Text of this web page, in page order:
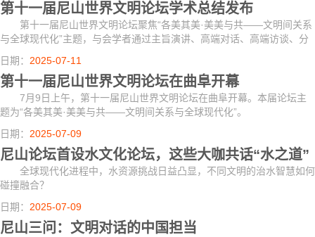
第十一届尼山世界文明论坛学术总结发布
第十一届尼山世界文明论坛聚焦“各美其美·美美与共——文明间关系
与全球现代化”主题，与会学者通过主旨演讲、高端对话、高端访谈、分
组对话会以及平行论坛等形式进行了深入研讨。7月10日下午举办的论坛
闭幕式对...
日期： 2025-07-11
第十一届尼山世界文明论坛在曲阜开幕
7月9日上午，第十一届尼山世界文明论坛在曲阜开幕。本届论坛主
题为“各美其美·美美与共——文明间关系与全球现代化”。
日期： 2025-07-09
尼山论坛首设水文化论坛，这些大咖共话“水之道”
全球现代化进程中，水资源挑战日益凸显，不同文明的治水智慧如何
碰撞融合？
日期： 2025-07-09
尼山三问：文明对话的中国担当